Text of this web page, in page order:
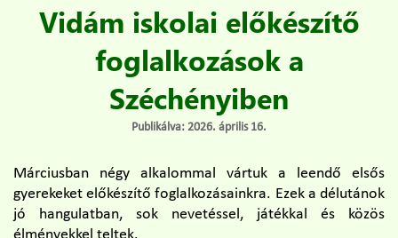
Vidám iskolai előkészítő
foglalkozások a
Széchényiben
Publikálva: 2026. április 16.
Márciusban négy alkalommal vártuk a leendő elsős
gyerekeket előkészítő foglalkozásainkra. Ezek a délutánok
jó hangulatban, sok nevetéssel, játékkal és közös